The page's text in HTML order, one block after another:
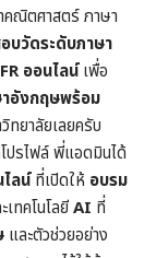
คณิตศาสตร์ภาษา
บวัดระดับภาษา
ออนไลน์เพื่อ
อังกฤษพร้อม
ทยาลัยเลยครับ
ปรไฟล์ พี่แอดมินได้
ลน์ที่เปิดให้ อบรม
ทคโนโลยีAI ที่
และตัวช่วยอย่าง